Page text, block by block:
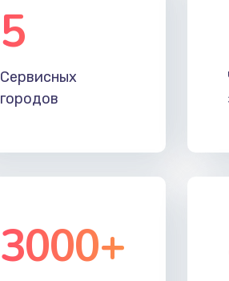
5
Сервисных
городов
3000+